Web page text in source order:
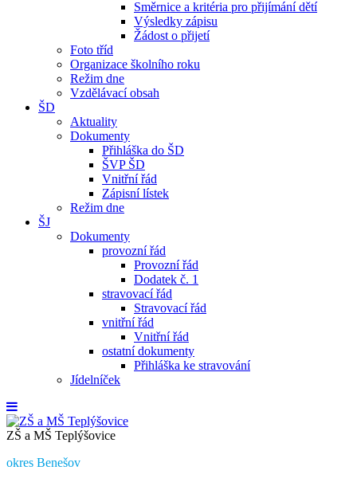
Směrnice a kritéria pro přijímání dětí
Výsledky zápisu
Žádost o přijetí
Foto tříd
Organizace školního roku
Režim dne
Vzdělávací obsah
ŠD
Aktuality
Dokumenty
Přihláška do ŠD
ŠVP ŠD
Vnitřní řád
Zápisní lístek
Režim dne
ŠJ
Dokumenty
provozní řád
Provozní řád
Dodatek č. 1
stravovací řád
Stravovací řád
vnitřní řád
Vnitřní řád
ostatní dokumenty
Přihláška ke stravování
Jídelníček
ZŠ a MŠ Teplýšovice
okres Benešov